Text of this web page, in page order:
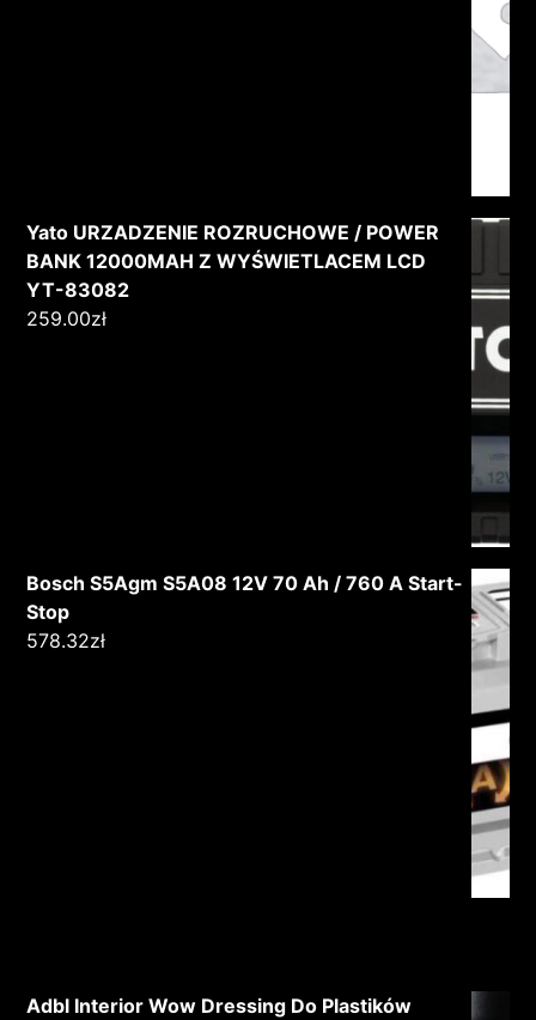
Yato URZADZENIE ROZRUCHOWE / POWER
BANK 12000MAH Z WYŚWIETLACEM LCD
YT-83082
259.00zł
Bosch S5Agm S5A08 12V 70 Ah / 760 A Start-
Stop
578.32zł
Adbl Interior Wow Dressing Do Plastików